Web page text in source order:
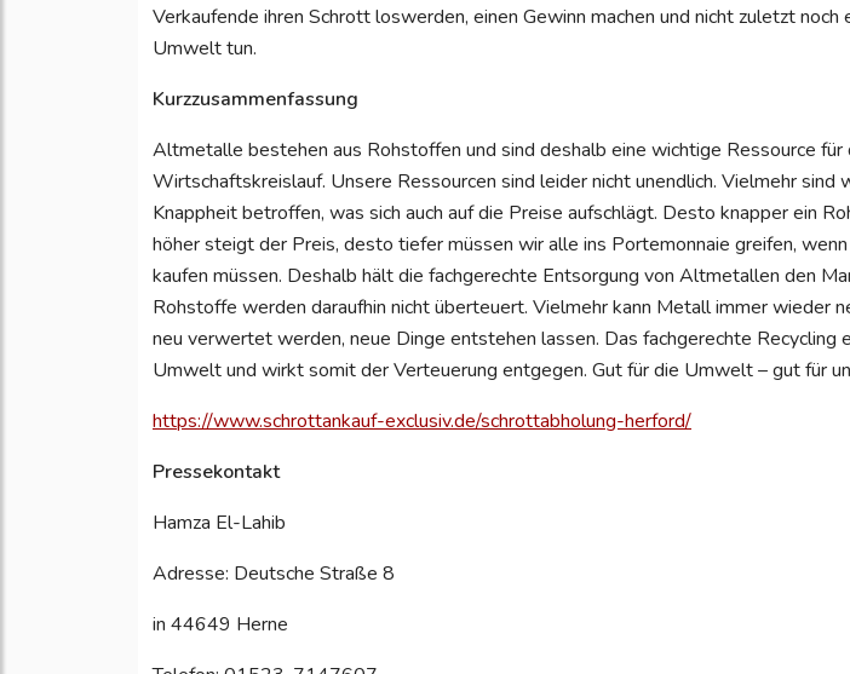
Verkaufende ihren Schrott loswerden, einen Gewinn machen und nicht zuletzt
Umwelt tun.
Kurzzusammenfassung
Altmetalle bestehen aus Rohstoffen und sind deshalb eine wichtige Ressource für
Wirtschaftskreislauf. Unsere Ressourcen sind leider nicht unendlich. Vielmehr sind
Knappheit betroffen, was sich auch auf die Preise aufschlägt. Desto knapper ein
höher steigt der Preis, desto tiefer müssen wir alle ins Portemonnaie greifen,
kaufen müssen. Deshalb hält die fachgerechte Entsorgung von Altmetallen den
Rohstoffe werden daraufhin nicht überteuert. Vielmehr kann Metall immer wieder
neu verwertet werden, neue Dinge entstehen lassen. Das fachgerechte Recycling
Umwelt und wirkt somit der Verteuerung entgegen. Gut für die Umwelt – gut für
https://www.schrottankauf-exclusiv.de/schrottabholung-herford/
Pressekontakt
Hamza El-Lahib
Adresse: Deutsche Straße 8
in 44649 Herne